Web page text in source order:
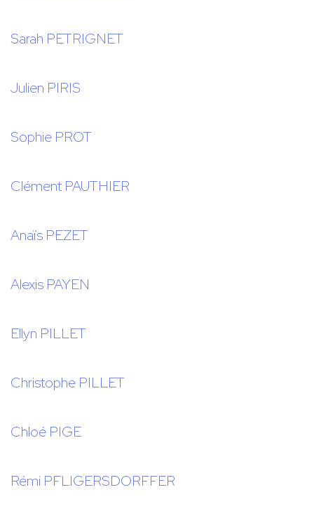
Sarah PETRIGNET
Julien PIRIS
Sophie PROT
Clément PAUTHIER
Anaïs PEZET
Alexis PAYEN
Ellyn PILLET
Christophe PILLET
Chloé PIGE
Rémi PFLIGERSDORFFER